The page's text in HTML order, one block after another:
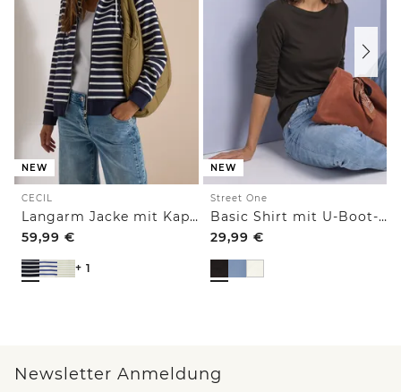
NEW
CECIL
Langarm Jacke mit Kapuze und Struktur
59,99 €
+ 1
NEW
Street One
Basic Shirt mit U-Boot-Ausschnitt
29,99 €
Newsletter Anmeldung